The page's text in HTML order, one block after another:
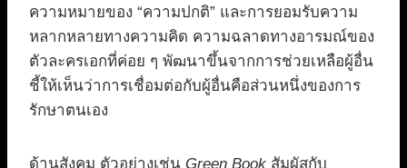
ความหมายของ “ความปกติ” และการยอมรับความ
หลากหลายทางความคิด ความฉลาดทางอารมณ์ของ
ตัวละครเอกที่ค่อย ๆ พัฒนาขึ้นจากการช่วยเหลือผู้อื่น
ชี้ให้เห็นว่าการเชื่อมต่อกับผู้อื่นคือส่วนหนึ่งของการ
รักษาตนเอง
ด้านสังคม ตัวอย่างเช่น Green Book สัมผัสกับ